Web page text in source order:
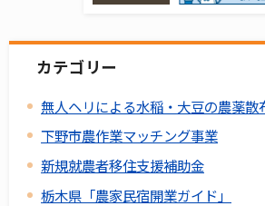
カテゴリー
無人ヘリによる水稲・大豆の農薬散
下野市農作業マッチング事業
新規就農者移住支援補助金
栃木県「農家民宿開業ガイド」